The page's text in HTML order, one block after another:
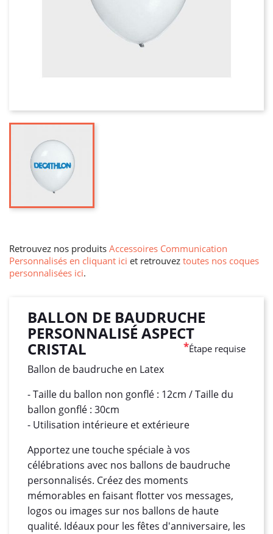
Retrouvez nos produits Accessoires Communication
Personnalisés en cliquant ici et retrouvez toutes nos coques
personnalisées ici.
BALLON DE BAUDRUCHE
PERSONNALISÉ ASPECT
CRISTAL *Étape requise
Ballon de baudruche en Latex
- Taille du ballon non gonflé : 12cm / Taille du
ballon gonflé : 30cm
- Utilisation intérieure et extérieure
Apportez une touche spéciale à vos
célébrations avec nos ballons de baudruche
personnalisés. Créez des moments
mémorables en faisant flotter vos messages,
logos ou images sur nos ballons de haute
qualité. Idéaux pour les fêtes d'anniversaire, les